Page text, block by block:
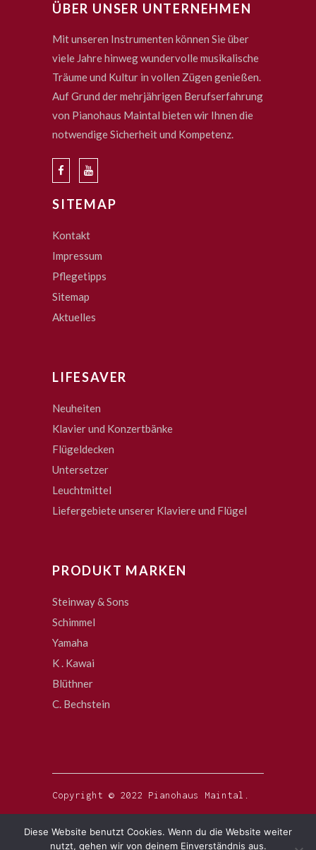
ÜBER UNSER UNTERNEHMEN
Mit unseren Instrumenten können Sie über
viele Jahre hinweg wundervolle musikalische
Träume und Kultur in vollen Zügen genießen.
Auf Grund der mehrjährigen Berufserfahrung
von Pianohaus Maintal bieten wir Ihnen die
notwendige Sicherheit und Kompetenz.
SITEMAP
Kontakt
Impressum
Pflegetipps
Sitemap
Aktuelles
LIFESAVER
Neuheiten
Klavier und Konzertbänke
Flügeldecken
Untersetzer
Leuchtmittel
Liefergebiete unserer Klaviere und Flügel
PRODUKT MARKEN
Steinway & Sons
Schimmel
Yamaha
K . Kawai
Blüthner
C. Bechstein
Copyright © 2022 Pianohaus Maintal.
Diese Website benutzt Cookies. Wenn du die Website weiter
nutzt, gehen wir von deinem Einverständnis aus.